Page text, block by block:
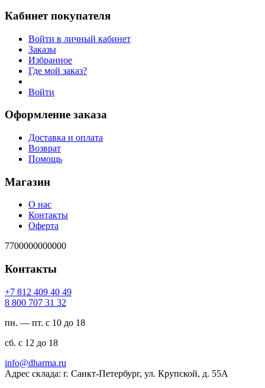
Кабинет покупателя
Войти в личный кабинет
Заказы
Избранное
Где мой заказ?
Войти
Оформление заказа
Доставка и оплата
Возврат
Помощь
Магазин
О нас
Контакты
Оферта
7700000000000
Контакты
94 04 904 218 7+
23 13 707 008 8
пн. — пт. с 10 до 18
сб. с 12 до 18
ur.amrahd@ofni
Адрес склада: г. Санкт-Петербург, ул. Крупской, д. 55А